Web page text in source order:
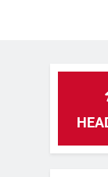
𝗲𝗻 𝗹𝗼𝘀